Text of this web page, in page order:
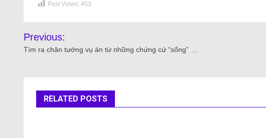
Post Views: 453
Previous:
Tìm ra chân tướng vụ án từ những chứng cứ “sống” …
RELATED POSTS